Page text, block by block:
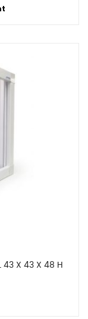
X 43 X 48 H